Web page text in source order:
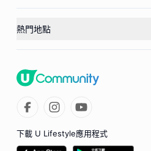
熱門地點
下載 U Lifestyle應用程式